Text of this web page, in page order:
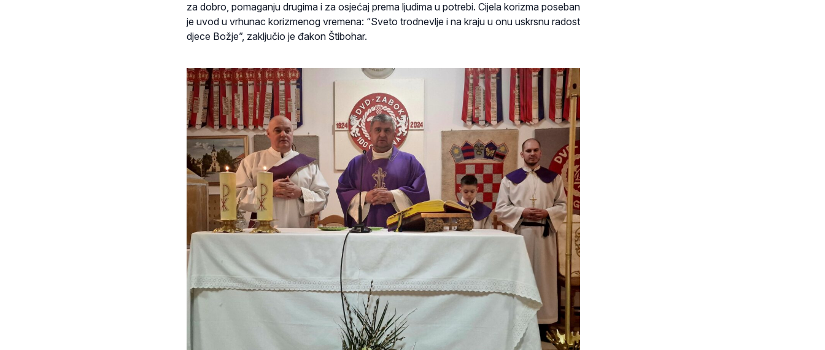
za dobro, pomaganju drugima i za osjećaj prema ljudima u potrebi. Cijela korizma poseban
je uvod u vrhunac korizmenog vremena: “Sveto trodnevlje i na kraju u onu uskrsnu radost
djece Božje”, zaključio je đakon Štibohar.